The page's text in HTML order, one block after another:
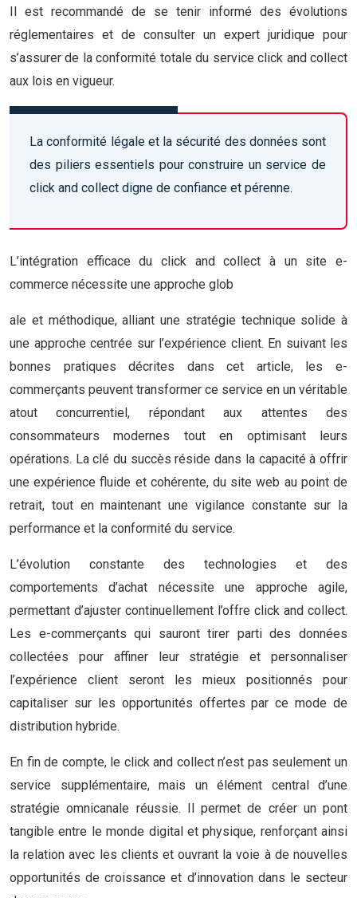
Il est recommandé de se tenir informé des évolutions
réglementaires et de consulter un expert juridique pour
s’assurer de la conformité totale du service click and collect
aux lois en vigueur.
La conformité légale et la sécurité des données sont
des piliers essentiels pour construire un service de
click and collect digne de confiance et pérenne.
L’intégration efficace du click and collect à un site e-
commerce nécessite une approche glob
ale et méthodique, alliant une stratégie technique solide à
une approche centrée sur l’expérience client. En suivant les
bonnes pratiques décrites dans cet article, les e-
commerçants peuvent transformer ce service en un véritable
atout concurrentiel, répondant aux attentes des
consommateurs modernes tout en optimisant leurs
opérations. La clé du succès réside dans la capacité à offrir
une expérience fluide et cohérente, du site web au point de
retrait, tout en maintenant une vigilance constante sur la
performance et la conformité du service.
L’évolution constante des technologies et des
comportements d’achat nécessite une approche agile,
permettant d’ajuster continuellement l’offre click and collect.
Les e-commerçants qui sauront tirer parti des données
collectées pour affiner leur stratégie et personnaliser
l’expérience client seront les mieux positionnés pour
capitaliser sur les opportunités offertes par ce mode de
distribution hybride.
En fin de compte, le click and collect n’est pas seulement un
service supplémentaire, mais un élément central d’une
stratégie omnicanale réussie. Il permet de créer un pont
tangible entre le monde digital et physique, renforçant ainsi
la relation avec les clients et ouvrant la voie à de nouvelles
opportunités de croissance et d’innovation dans le secteur